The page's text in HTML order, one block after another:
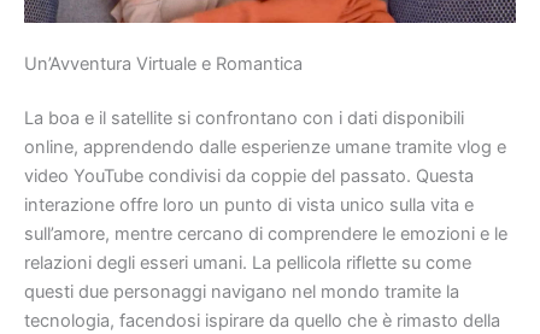
Un’Avventura Virtuale e Romantica
La boa e il satellite si confrontano con i dati disponibili
online, apprendendo dalle esperienze umane tramite vlog e
video YouTube condivisi da coppie del passato. Questa
interazione offre loro un punto di vista unico sulla vita e
sull’amore, mentre cercano di comprendere le emozioni e le
relazioni degli esseri umani. La pellicola riflette su come
questi due personaggi navigano nel mondo tramite la
tecnologia, facendosi ispirare da quello che è rimasto della